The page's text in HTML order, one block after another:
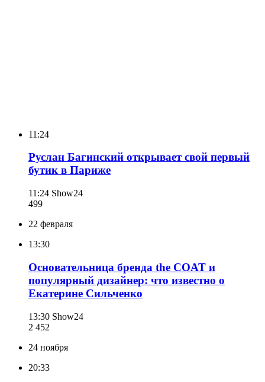
11:24
Руслан Багинский открывает свой первый
бутик в Париже
11:24 Show24
499
22 февраля
13:30
Основательница бренда the COAT и
популярный дизайнер: что известно о
Екатерине Сильченко
13:30 Show24
2 452
24 ноября
20:33